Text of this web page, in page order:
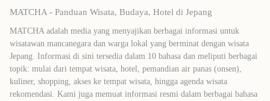
MATCHA - Panduan Wisata, Budaya, Hotel di Jepang
MATCHA adalah media yang menyajikan berbagai informasi untuk
wisatawan mancanegara dan warga lokal yang berminat dengan wisata
Jepang. Informasi di sini tersedia dalam 10 bahasa dan meliputi berbagai
topik: mulai dari tempat wisata, hotel, pemandian air panas (onsen),
kuliner, shopping, akses ke tempat wisata, hingga agenda wisata
rekomendasi. Kami juga memuat informasi resmi dalam berbagai bahasa